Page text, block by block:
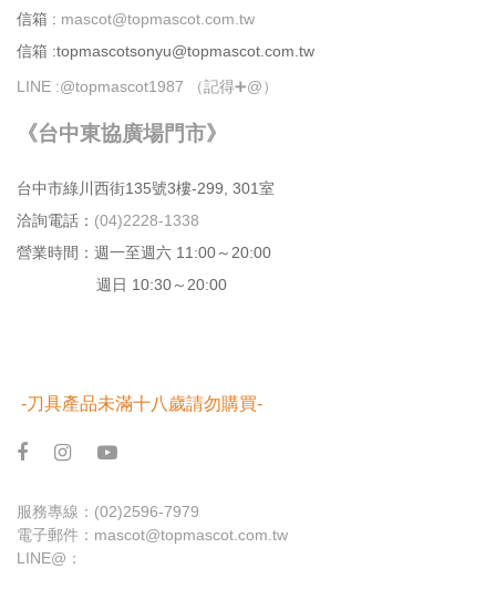
信箱 : mascot@topmascot.com.tw
信箱 :topmascotsonyu@topmascot.com.tw
LINE :@topmascot1987 （記得➕@）
《台中東協廣場門市》
台中市綠川⻄街135號3樓-299, 301室
洽詢電話： (04)2228-1338
營業時間：週⼀⾄週六 11:00～20:00
週日 10:30～20:00
-刀具產品未滿十八歲請勿購買-
服務專線： (02)2596-7979
電子郵件： mascot@topmascot.com.tw
LINE@：